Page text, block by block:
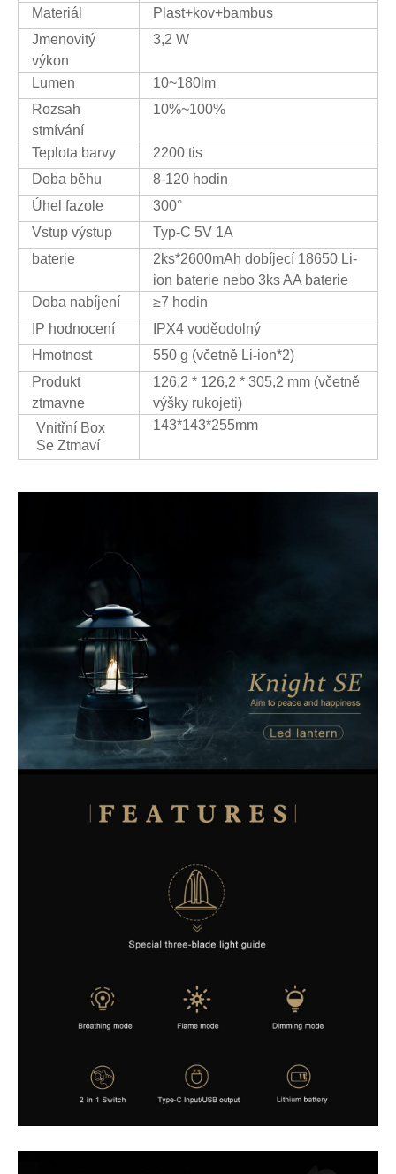
Materiál
Plast+kov+bambus
Jmenovitý
výkon
3,2 W
Lumen
10~180lm
Rozsah
stmívání
10%~100%
Teplota barvy
2200 tis
Doba běhu
8-120 hodin
Úhel fazole
300°
Vstup výstup
Typ-C 5V 1A
baterie
2ks*2600mAh dobíjecí 18650 Li-
ion baterie nebo 3ks AA baterie
Doba nabíjení
≥7 hodin
IP hodnocení
IPX4 voděodolný
Hmotnost
550 g (včetně Li-ion*2)
Produkt
ztmavne
126,2 * 126,2 * 305,2 mm (včetně
výšky rukojeti)
Vnitřní Box
Se Ztmaví
143*143*255mm